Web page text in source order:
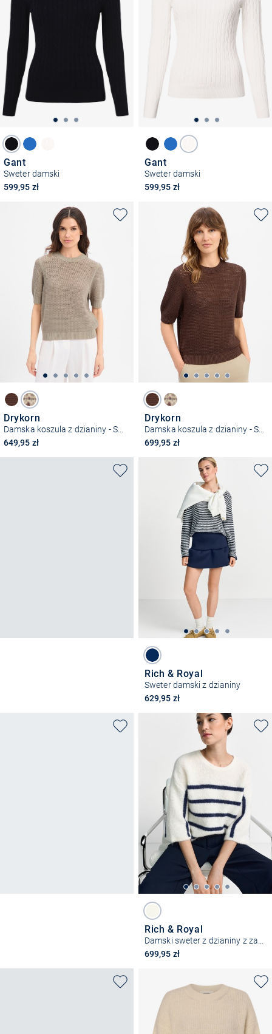
Gant
Sweter damski
599,95 zł
Gant
Sweter damski
599,95 zł
Drykorn
Damska koszula z dzianiny - Sanidy
649,95 zł
Drykorn
Damska koszula z dzianiny - Sanidy
699,95 zł
Rich & Royal
Sweter damski z dzianiny
629,95 zł
Rich & Royal
699,95 zł